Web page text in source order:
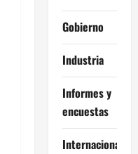
Gobierno
Industria
Informes y
encuestas
Internacional